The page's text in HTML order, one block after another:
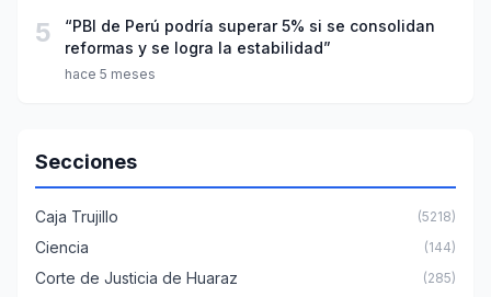
5
“PBI de Perú podría superar 5% si se consolidan
reformas y se logra la estabilidad”
hace 5 meses
Secciones
Caja Trujillo (5218)
Ciencia (144)
Corte de Justicia de Huaraz (285)